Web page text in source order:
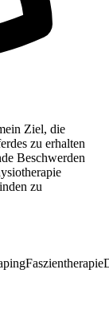
Ziel, die
zu erhalten
Beschwerden
zu
Faszientherapie